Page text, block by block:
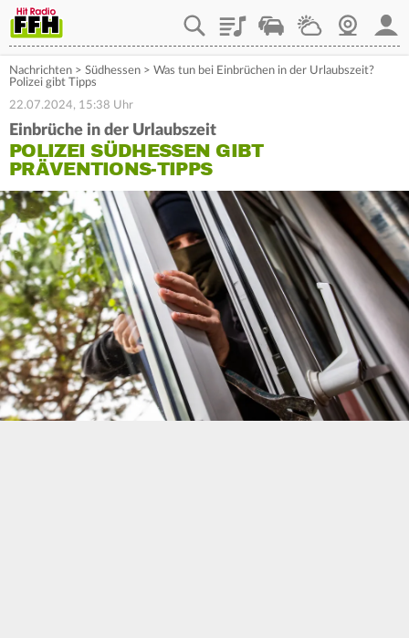
PlaylistStaupilotWetterWebcam
Nachrichten > Südhessen > Was tun bei Einbrüchen in der Urlaubszeit?
Polizei gibt Tipps
22.07.2024, 15:38 Uhr
Einbrüche in der Urlaubszeit
POLIZEI SÜDHESSEN GIBT
PRÄVENTIONS-TIPPS